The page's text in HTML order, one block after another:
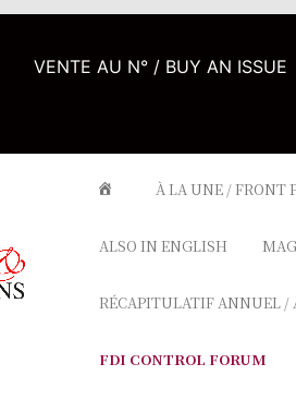
VENTE AU N° / BUY AN ISSUE
À LA UNE / FRONT
ALSO IN ENGLISH
RÉCAPITULATIF ANNUEL
FDI CONTROL FORUM